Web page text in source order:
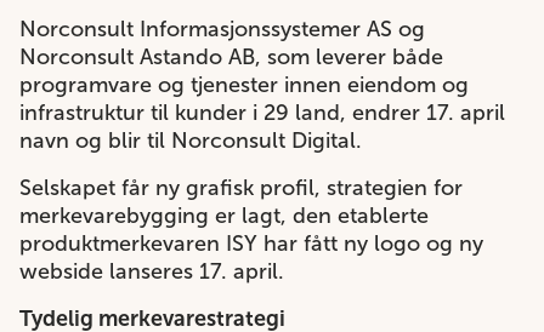
Norconsult Informasjonssystemer AS og
Norconsult Astando AB, som leverer både
programvare og tjenester innen eiendom og
infrastruktur til kunder i 29 land, endrer 17. april
navn og blir til Norconsult Digital.
Selskapet får ny grafisk profil, strategien for
merkevarebygging er lagt, den etablerte
produktmerkevaren ISY har fått ny logo og ny
webside lanseres 17. april.
Tydelig merkevarestrategi